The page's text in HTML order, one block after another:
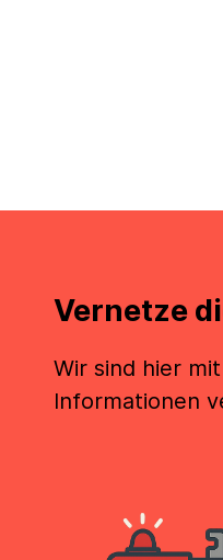
Vernetze
Wir sind hier
Informationen